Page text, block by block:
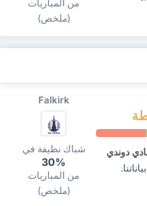
من المباريات
(ملخص)
Falkirk
شباك نظيفة في
30%
من المباريات
(ملخص)
دوندي